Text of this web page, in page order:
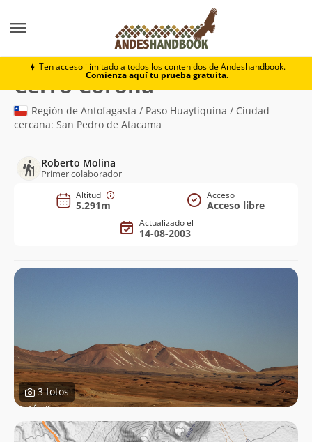
Ten acceso ilimitado a todos los contenidos de Andeshandbook.
Comienza aquí tu prueba gratuita.
Cerro Corona
Cerro Corona(5.291m)
Región de Antofagasta / Paso Huaytiquina / Ciudad
cercana: San Pedro de Atacama
Roberto Molina
Primer colaborador
Altitud
5.291m
Acceso
Acceso libre
Actualizado el
14-08-2003
3 fotos